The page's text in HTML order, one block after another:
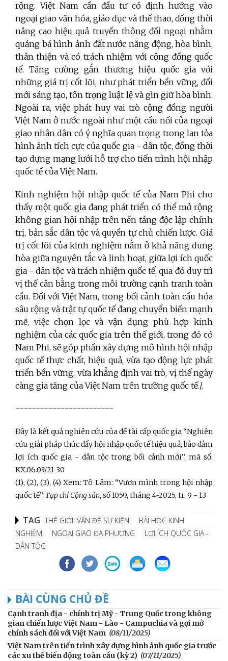
rộng. Việt Nam cần đầu tư có định hướng vào
ngoại giao văn hóa, giáo dục và thể thao, đồng thời
nâng cao hiệu quả truyền thông đối ngoại nhằm
quảng bá hình ảnh đất nước năng động, hòa bình,
thân thiện và có trách nhiệm với cộng đồng quốc
tế. Tăng cường gắn thương hiệu quốc gia với
những giá trị cốt lõi, như phát triển bền vững, đổi
mới sáng tạo, tôn trọng luật lệ và gìn giữ hòa bình.
Ngoài ra, việc phát huy vai trò cộng đồng người
Việt Nam ở nước ngoài như một cầu nối của ngoại
giao nhân dân có ý nghĩa quan trọng trong lan tỏa
hình ảnh tích cực của quốc gia - dân tộc, đồng thời
tạo dựng mạng lưới hỗ trợ cho tiến trình hội nhập
quốc tế của Việt Nam.
Kinh nghiệm hội nhập quốc tế của Nam Phi cho
thấy một quốc gia đang phát triển có thể mở rộng
không gian hội nhập trên nền tảng độc lập chính
trị, bản sắc dân tộc và quyền tự chủ chiến lược. Giá
trị cốt lõi của kinh nghiệm nằm ở khả năng dung
hòa giữa nguyên tắc và linh hoạt, giữa lợi ích quốc
gia - dân tộc và trách nhiệm quốc tế, qua đó duy trì
vị thế cân bằng trong môi trường cạnh tranh toàn
cầu. Đối với Việt Nam, trong bối cảnh toàn cầu hóa
sâu rộng và trật tự quốc tế đang chuyển biến mạnh
mẽ, việc chọn lọc và vận dụng phù hợp kinh
nghiệm của các quốc gia trên thế giới, trong đó có
Nam Phi, sẽ góp phần xây dựng mô hình hội nhập
quốc tế thực chất, hiệu quả, vừa tạo động lực phát
triển bền vững, vừa khẳng định vai trò, vị thế ngày
càng gia tăng của Việt Nam trên trường quốc tế./.
------------------------
Đây là kết quả nghiên cứu của đề tài cấp quốc gia “Nghiên
cứu giải pháp thúc đẩy hội nhập quốc tế hiệu quả, bảo đảm
lợi ích quốc gia - dân tộc trong bối cảnh mới”, mã số:
KX.06.03/21-30
(1), (2), (3), (4) Xem: Tô Lâm: “Vươn mình trong hội nhập
quốc tế”, Tạp chí Cộng sản, số 1059, tháng 4-2025, tr. 9 - 13
TAG THẾ GIỚI: VẤN ĐỀ SỰ KIỆN
BÀI HỌC KINH
NGHIỆM
NGOẠI GIAO ĐA PHƯƠNG
LỢI ÍCH QUỐC GIA -
DÂN TỘC
BÀI CÙNG CHỦ ĐỀ
Cạnh tranh địa - chính trị Mỹ - Trung Quốc trong không
gian chiến lược Việt Nam - Lào - Campuchia và gợi mở
chính sách đối với Việt Nam (08/11/2025)
Việt Nam trên tiến trình xây dựng hình ảnh quốc gia trước
các xu thế biến động toàn cầu (kỳ 2) (07/11/2025)